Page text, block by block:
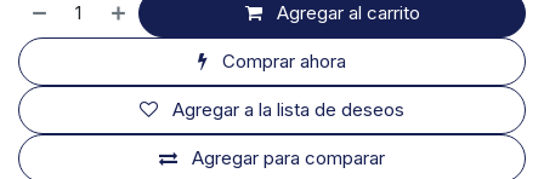
Agregar al carrito
Comprar ahora
Agregar para comparar
Agregar a la lista de deseos